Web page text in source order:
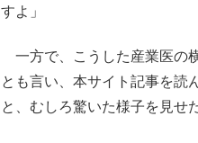
すよ」
一方で、こうした産業医の
とも言い、本サイト記事を読
と、むしろ驚いた様子を見せた